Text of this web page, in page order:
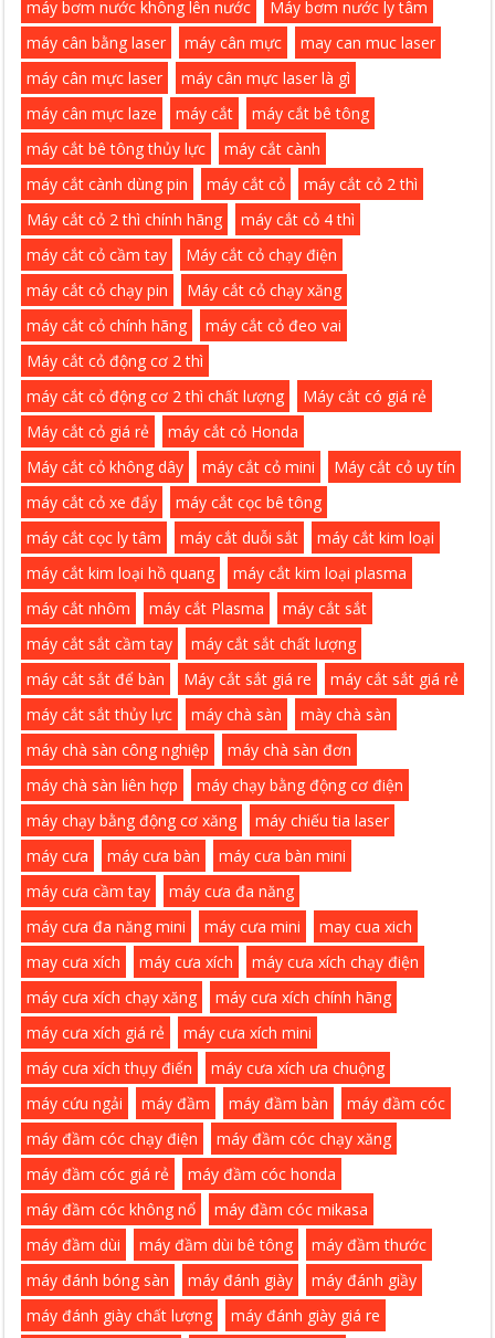
máy bơm nước không lên nước
Máy bơm nước ly tâm
máy cân bằng laser
máy cân mực
may can muc laser
máy cân mực laser
máy cân mực laser là gì
máy cân mực laze
máy cắt
máy cắt bê tông
máy cắt bê tông thủy lực
máy cắt cành
máy cắt cành dùng pin
máy cắt cỏ
máy cắt cỏ 2 thì
Máy cắt cỏ 2 thì chính hãng
máy cắt cỏ 4 thì
máy cắt cỏ cầm tay
Máy cắt cỏ chạy điện
máy cắt cỏ chạy pin
Máy cắt cỏ chạy xăng
máy cắt cỏ chính hãng
máy cắt cỏ đeo vai
Máy cắt cỏ động cơ 2 thì
máy cắt cỏ động cơ 2 thì chất lượng
Máy cắt có giá rẻ
Máy cắt cỏ giá rẻ
máy cắt cỏ Honda
Máy cắt cỏ không dây
máy cắt cỏ mini
Máy cắt cỏ uy tín
máy cắt cỏ xe đẩy
máy cắt cọc bê tông
máy cắt cọc ly tâm
máy cắt duỗi sắt
máy cắt kim loại
máy cắt kim loại hồ quang
máy cắt kim loại plasma
máy cắt nhôm
máy cắt Plasma
máy cắt sắt
máy cắt sắt cầm tay
máy cắt sắt chất lượng
máy cắt sắt để bàn
Máy cắt sắt giá re
máy cắt sắt giá rẻ
máy cắt sắt thủy lực
máy chà sàn
mày chà sàn
máy chà sàn công nghiệp
máy chà sàn đơn
máy chà sàn liên hợp
máy chạy bằng động cơ điện
máy chạy bằng động cơ xăng
máy chiếu tia laser
máy cưa
máy cưa bàn
máy cưa bàn mini
máy cưa cầm tay
máy cưa đa năng
máy cưa đa năng mini
máy cưa mini
may cua xich
may cưa xích
máy cưa xích
máy cưa xích chạy điện
máy cưa xích chạy xăng
máy cưa xích chính hãng
máy cưa xích giá rẻ
máy cưa xích mini
máy cưa xích thụy điển
máy cưa xích ưa chuộng
máy cứu ngải
máy đầm máy đầm bàn
máy đầm cóc
máy đầm cóc chạy điện
máy đầm cóc chạy xăng
máy đầm cóc giá rẻ
máy đầm cóc honda
máy đầm cóc không nổ
máy đầm cóc mikasa
máy đầm dùi
máy đầm dùi bê tông
máy đầm thước
máy đánh bóng sàn
máy đánh giày
máy đánh giầy
máy đánh giày chất lượng
máy đánh giày giá re